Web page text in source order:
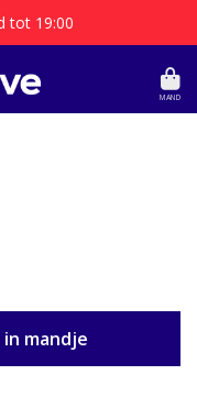
tot 19:00
MAND
in mandje